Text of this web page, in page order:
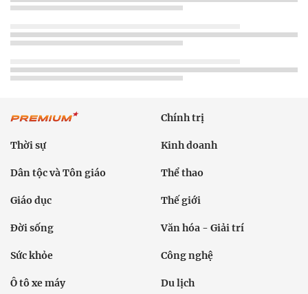
Chính trị
Thời sự Kinh doanh
Dân tộc và Tôn giáo Thể thao
Giáo dục Thế giới
Đời sống Văn hóa - Giải trí
Sức khỏe Công nghệ
Ô tô xe máy Du lịch